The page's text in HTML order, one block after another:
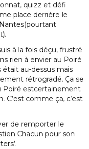
quizz et défi
place derrière le
à la fois déçu, frustré
rien à envier au Poiré
était au-dessus mais
rétrogradé. Ça se
Poiré estcertainement
C’est comme ça, c’est
de remporter le
Chacun pour son